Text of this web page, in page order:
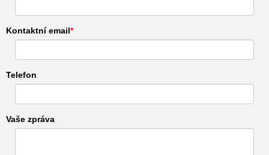
Kontaktní email
Telefon
Vaše zpráva